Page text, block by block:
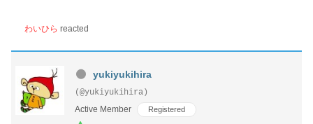
わいひら reacted
yukiyukihira
(@yukiyukihira)
Active Member
Registered